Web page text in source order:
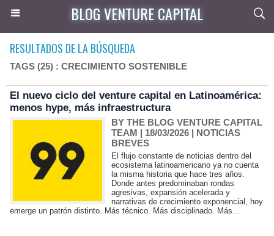
BLOG VENTURE CAPITAL
RESULTADOS DE LA BÚSQUEDA
TAGS (25) : CRECIMIENTO SOSTENIBLE
El nuevo ciclo del venture capital en Latinoamérica:
menos hype, más infraestructura
BY THE BLOG VENTURE CAPITAL
TEAM | 18/03/2026 | NOTICIAS
BREVES
El flujo constante de noticias dentro del
ecosistema latinoamericano ya no cuenta
la misma historia que hace tres años.
Donde antes predominaban rondas
agresivas, expansión acelerada y
narrativas de crecimiento exponencial, hoy
emerge un patrón distinto. Más técnico. Más disciplinado. Más...